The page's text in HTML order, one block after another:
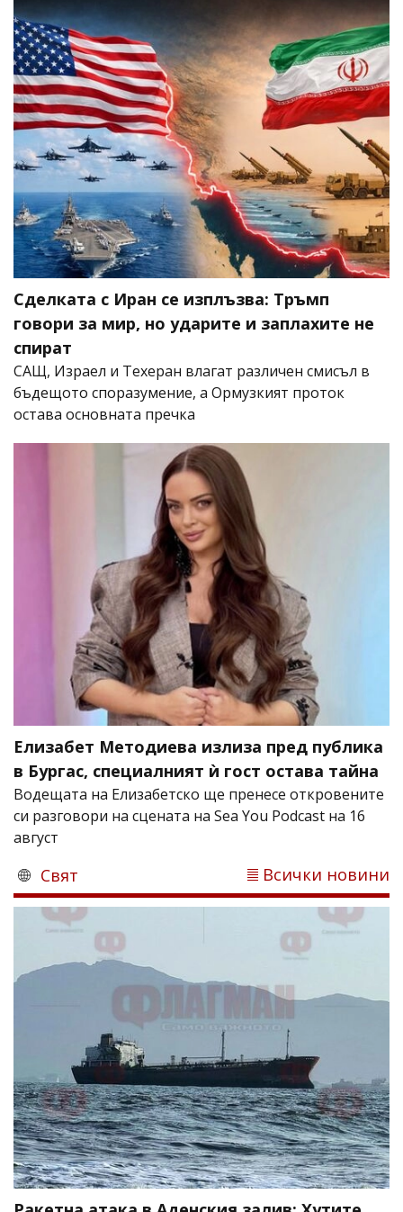
Сделката с Иран се изплъзва: Тръмп
говори за мир, но ударите и заплахите не
спират
САЩ, Израел и Техеран влагат различен смисъл в
бъдещото споразумение, а Ормузкият проток
остава основната пречка
Елизабет Методиева излиза пред публика
в Бургас, специалният ѝ гост остава тайна
Водещата на Елизабетско ще пренесе откровените
си разговори на сцената на Sea You Podcast на 16
август
Свят Всички новини